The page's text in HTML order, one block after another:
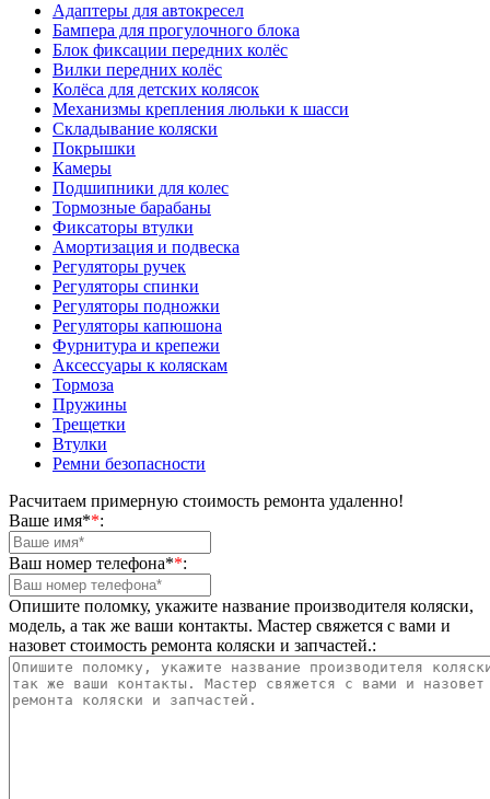
Адаптеры для автокресел
Бампера для прогулочного блока
Блок фиксации передних колёс
Вилки передних колёс
Колёса для детских колясок
Механизмы крепления люльки к шасси
Складывание коляски
Покрышки
Камеры
Подшипники для колес
Тормозные барабаны
Фиксаторы втулки
Амортизация и подвеска
Регуляторы ручек
Регуляторы спинки
Регуляторы подножки
Регуляторы капюшона
Фурнитура и крепежи
Аксессуары к коляскам
Тормоза
Пружины
Трещетки
Втулки
Ремни безопасности
Расчитаем примерную стоимость ремонта удаленно!
Ваше имя**:
Ваш номер телефона**:
Опишите поломку, укажите название производителя коляски,
модель, а так же ваши контакты. Мастер свяжется с вами и
назовет стоимость ремонта коляски и запчастей.: